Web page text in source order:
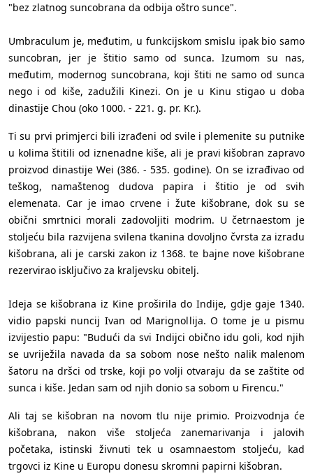
"bez zlatnog suncobrana da odbija oštro sunce".
Umbraculum je, međutim, u funkcijskom smislu ipak bio samo
suncobran, jer je štitio samo od sunca. Izumom su nas,
međutim, modernog suncobrana, koji štiti ne samo od sunca
nego i od kiše, zadužili Kinezi. On je u Kinu stigao u doba
dinastije Chou (oko 1000. - 221. g. pr. Kr.).
Ti su prvi primjerci bili izrađeni od svile i plemenite su putnike
u kolima štitili od iznenadne kiše, ali je pravi kišobran zapravo
proizvod dinastije Wei (386. - 535. godine). On se izrađivao od
teškog, namaštenog dudova papira i štitio je od svih
elemenata. Car je imao crvene i žute kišobrane, dok su se
obični smrtnici morali zadovoljiti modrim. U četrnaestom je
stoljeću bila razvijena svilena tkanina dovoljno čvrsta za izradu
kišobrana, ali je carski zakon iz 1368. te bajne nove kišobrane
rezervirao isključivo za kraljevsku obitelj.
Ideja se kišobrana iz Kine proširila do Indije, gdje gaje 1340.
vidio papski nuncij Ivan od Marignollija. O tome je u pismu
izvijestio papu: "Budući da svi Indijci obično idu goli, kod njih
se uvriježila navada da sa sobom nose nešto nalik malenom
šatoru na dršci od trske, koji po volji otvaraju da se zaštite od
sunca i kiše. Jedan sam od njih donio sa sobom u Firencu."
Ali taj se kišobran na novom tlu nije primio. Proizvodnja će
kišobrana, nakon više stoljeća zanemarivanja i jalovih
početaka, istinski živnuti tek u osamnaestom stoljeću, kad
trgovci iz Kine u Europu donesu skromni papirni kišobran.